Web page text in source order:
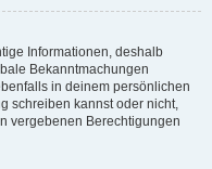
Informationen, deshalb
Bekanntmachungen
in deinem persönlichen
schreiben kannst oder nicht,
vergebenen Berechtigungen